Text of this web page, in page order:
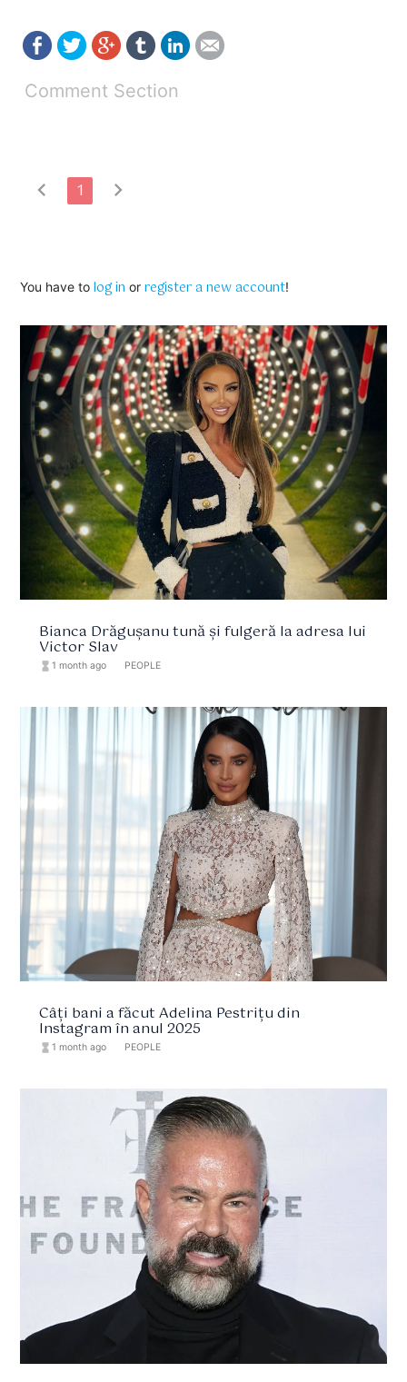
Comment Section
chevron_left 1 chevron_right
You have tolog in orregister a new account!
Bianca Drăgușanu tună și fulgeră la adresa lui
Victor Slav
hourglass_full 1 month ago PEOPLE
Câți bani a făcut Adelina Pestrițu din
Instagram în anul 2025
hourglass_full 1 month ago PEOPLE